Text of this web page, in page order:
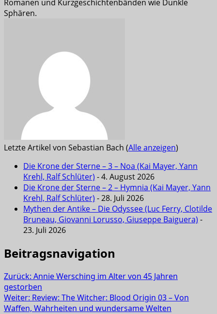
Romanen und Kurzgeschichtenbänden wie Dunkle
Sphären.
Letzte Artikel von Sebastian Bach (Alle anzeigen)
Die Krone der Sterne – 3 – Noa (Kai Mayer, Yann
Krehl, Ralf Schlüter) - 4. August 2026
Die Krone der Sterne – 2 – Hymnia (Kai Mayer, Yann
Krehl, Ralf Schlüter) - 28. Juli 2026
Mythen der Antike – Die Odyssee (Luc Ferry, Clotilde
Bruneau, Giovanni Lorusso, Giuseppe Baiguera) -
23. Juli 2026
Beitragsnavigation
Zurück: Annie Wersching im Alter von 45 Jahren
gestorben
Weiter: Review: The Witcher: Blood Origin 03 – Von
Waffen, Wahrheiten und wundersame Welten